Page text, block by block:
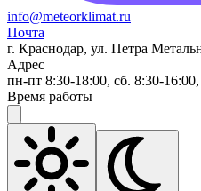
info@meteorklimat.ru
Почта
г. Краснодар, ул. Петра
Адрес
пн-пт 8:30-18:00, сб. 8:30-
Время работы